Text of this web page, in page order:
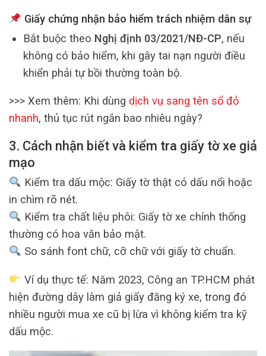
Giấy chứng nhận bảo hiểm trách nhiệm dân sự
Bắt buộc theo Nghị định 03/2021/NĐ-CP, nếu
không có bảo hiểm, khi gây tai nạn người điều
khiển phải tự bồi thường toàn bộ.
>>> Xem thêm: Khi dùng dịch vụ sang tên sổ đỏ
nhanh, thủ tục rút ngắn bao nhiêu ngày?
3. Cách nhận biết và kiểm tra giấy tờ xe giả
mạo
Kiểm tra dấu mộc: Giấy tờ thật có dấu nổi hoặc
in chìm rõ nét.
Kiểm tra chất liệu phôi: Giấy tờ xe chính thống
thường có hoa văn bảo mật.
So sánh font chữ, cỡ chữ với giấy tờ chuẩn.
Ví dụ thực tế: Năm 2023, Công an TP.HCM phát
hiện đường dây làm giả giấy đăng ký xe, trong đó
nhiều người mua xe cũ bị lừa vì không kiểm tra kỹ
dấu mộc.